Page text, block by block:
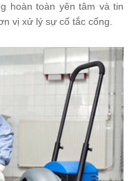
hoàn toàn yên tâm và tin
vị xử lý sự cố tắc cống.